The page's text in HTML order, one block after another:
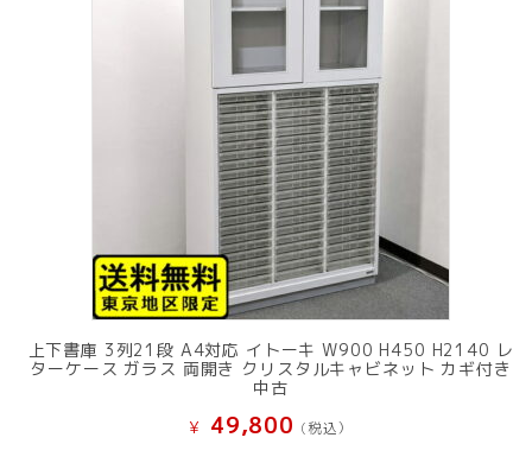
上下書庫 3列21段 A4対応 イトーキ W900 H450 H2140 レ
ターケース ガラス 両開き クリスタルキャビネット カギ付き
中古
¥ 49,800 (税込）